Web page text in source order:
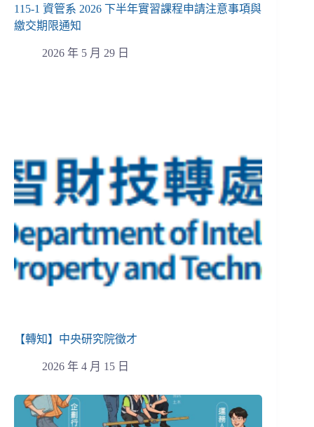
115-1 資管系 2026 下半年實習課程申請注意事項與
繳交期限通知
2026 年 5 月 29 日
【轉知】中央研究院徵才
2026 年 4 月 15 日